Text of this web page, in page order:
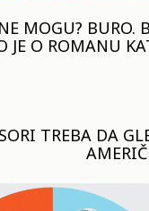
MOGU? BURO.
JE O ROMANU
TREBA DA